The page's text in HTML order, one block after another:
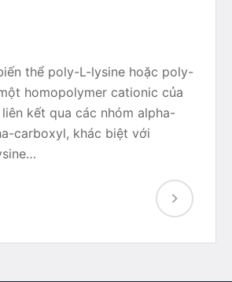
thể poly-L-lysine hoặc poly-
homopolymer cationic của
kết qua các nhóm alpha-
carboxyl, khác biệt với